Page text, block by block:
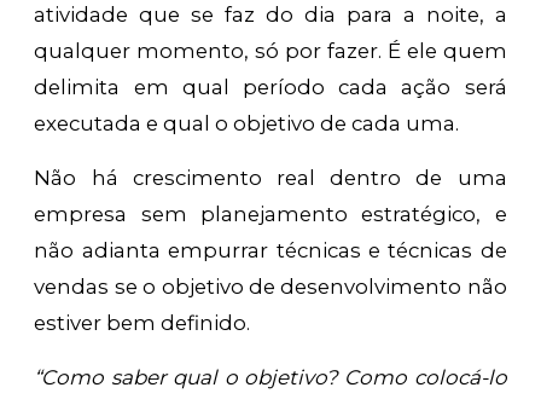
atividade que se faz do dia para a noite, a
qualquer momento, só por fazer. É ele quem
delimita em qual período cada ação será
executada e qual o objetivo de cada uma.
Não há crescimento real dentro de uma
empresa sem planejamento estratégico, e
não adianta empurrar técnicas e técnicas de
vendas se o objetivo de desenvolvimento não
estiver bem definido.
“Como saber qual o objetivo? Como colocá-lo